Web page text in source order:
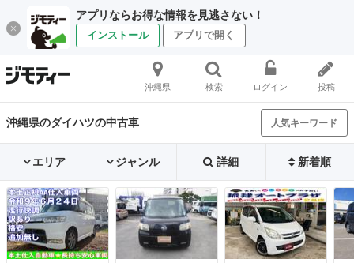
アプリならお得な情報を見逃さない！
インストール アプリで開く
沖縄県 検索 ログイン 投稿
沖縄県のダイハツの中古車 人気キーワード
エリア ジャンル 詳細 新着順